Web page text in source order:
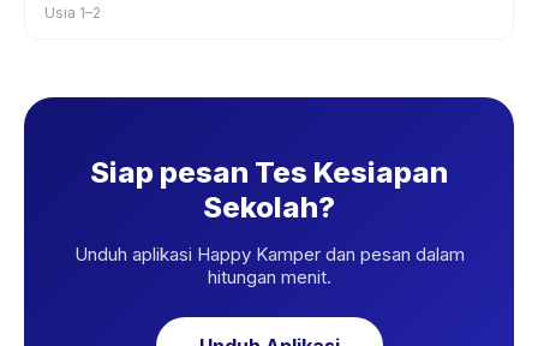
Usia 1–2
Siap pesan Tes Kesiapan
Sekolah?
Unduh aplikasi Happy Kamper dan pesan dalam
hitungan menit.